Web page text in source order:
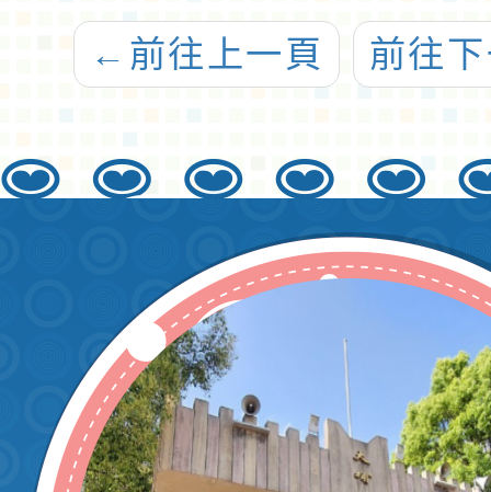
島--做咱家己的
主人！Let’s
校財
市路
← 前往上一頁 前往